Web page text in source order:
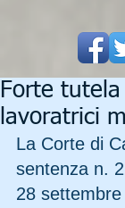
Forte
lavoratrici
La Corte di
sentenza n.
28